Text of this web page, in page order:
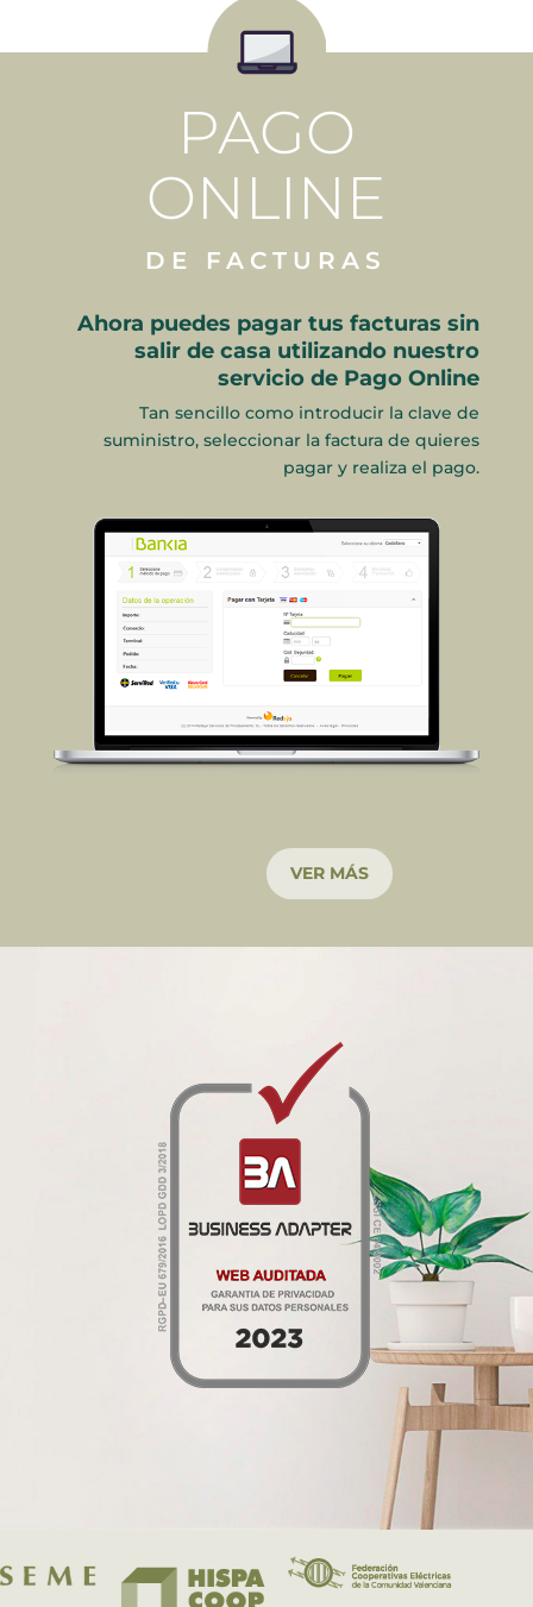
PAGO
ONLINE
DE FACTURAS
Ahora puedes pagar tus facturas sin
salir de casa utilizando nuestro
servicio de Pago Online
Tan sencillo como introducir la clave de
suministro, seleccionar la factura de quieres
pagar y realiza el pago.
VER MÁS